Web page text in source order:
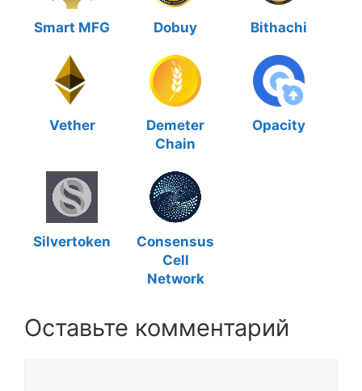
Smart MFG Dobuy Bithachi
Vether
Demeter
Chain
Opacity
Silvertoken
Consensus
Cell
Network
Оставьте комментарий